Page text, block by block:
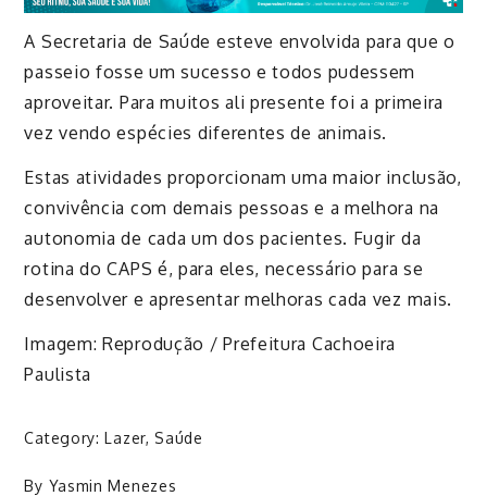
A Secretaria de Saúde esteve envolvida para que o
passeio fosse um sucesso e todos pudessem
aproveitar. Para muitos ali presente foia primeira
vez vendo espécies diferentes de animais.
Estas atividades proporcionam uma maior inclusão,
convivência com demais pessoas e a melhora na
autonomia de cada um dos pacientes. Fugir da
rotina do CAPS é, para eles, necessário para se
desenvolver e apresentar melhoras cada vez mais.
Imagem: Reprodução / Prefeitura Cachoeira
Paulista
Category:Lazer, Saúde
By Yasmin Menezes